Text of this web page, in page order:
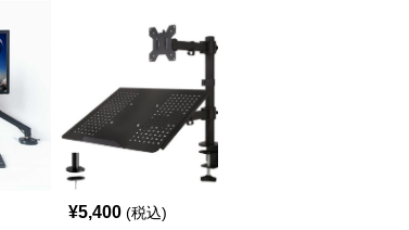
¥5,400 (税込)